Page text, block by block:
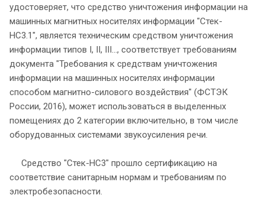
удостоверяет, что средство уничтожения информации на
машинных магнитных носителях информации "Стек-
НС3.1", является техническим средством уничтожения
информации типов I, II, III..., соответствует требованиям
документа "Требования к средствам уничтожения
информации на машинных носителях информации
способом магнитно-силового воздействия" (ФСТЭК
России, 2016), может использоваться в выделенных
помещениях до 2 категории включительно, в том числе
оборудованных системами звукоусиления речи.
Средство "Стек-НС3" прошло сертификацию на
соответствие санитарным нормам и требованиям по
электробезопасности.